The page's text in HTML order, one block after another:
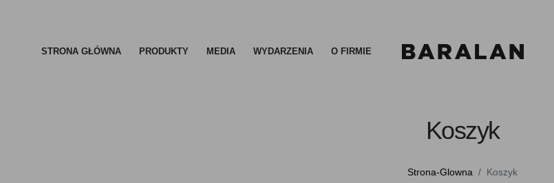
STRONA GŁÓWNA PRODUKTY MEDIA WYDARZENIA O FIRMIE
Koszyk
Strona-Glowna Koszyk